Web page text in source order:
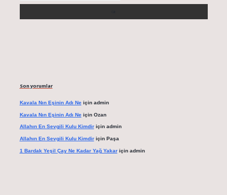
Son yorumlar
Kavala Nın Eşinin Adı Neiçin admin
Kavala Nın Eşinin Adı Neiçin Ozan
Allahın En Sevgili Kulu Kimdiriçin admin
Allahın En Sevgili Kulu Kimdiriçin Paşa
1 Bardak Yeşil Çay Ne Kadar Yağ Yakariçin admin